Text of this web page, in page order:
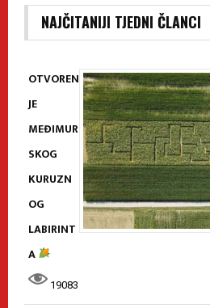
NAJČITANIJI TJEDNI ČLANCI
OTVOREN
JE
MEĐIMUR
SKOG
KURUZN
OG
LABIRINT
A
19083